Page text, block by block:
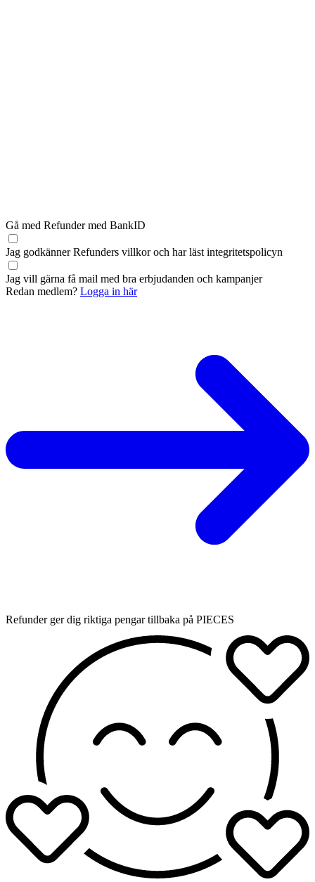
Gå med Refunder med BankID
Jag godkänner Refunders villkoroch har läst integritetspolicyn
Jag vill gärna få mail med bra erbjudanden och kampanjer
Redan medlem? Logga in här
Refunder ger dig riktiga pengar tillbaka på PIECES